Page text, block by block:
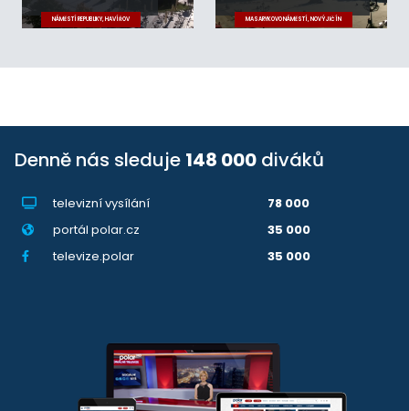
NÁMĚSTÍ REPUBLIKY, HAVÍŘOV MASARYKOVO NÁMĚSTÍ, NOVÝ JIČÍN
Denně nás sleduje 148 000 diváků
televizní vysílání
78 000
portál polar.cz
35 000
televize.polar
35 000